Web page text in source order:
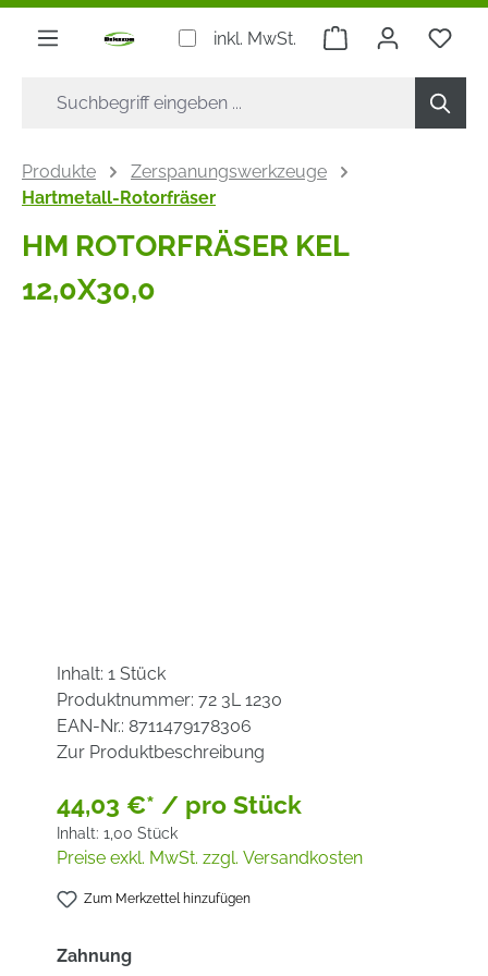
springen
inkl. MwSt. Warenkorb
Produkte
Zerspanungswerkzeuge
Hartmetall-Rotorfräser
HM ROTORFRÄSER KEL
12,0X30,0
Inhalt: 1 Stück
Produktnummer: 72 3L 1230
EAN-Nr.: 8711479178306
Zur Produktbeschreibung
44,03 €* / pro Stück
Inhalt: 1,00 Stück
Preise exkl. MwSt. zzgl. Versandkosten
Zum Merkzettel hinzufügen
Zahnungauswählen